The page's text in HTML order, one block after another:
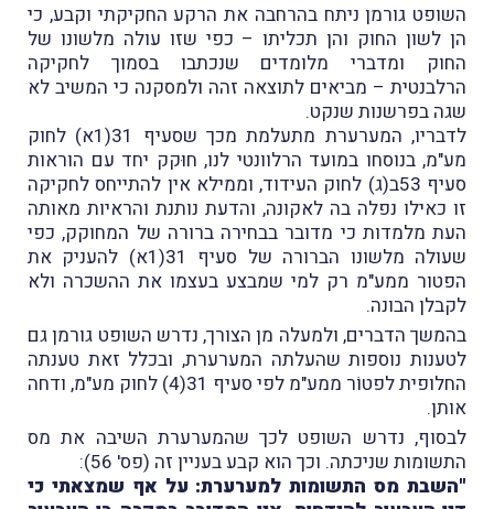
השופט גורמן ניתח בהרחבה את הרקע החקיקתי וקבע, כי
הן לשון החוק והן תכליתו – כפי שזו עולה מלשונו של
החוק ומדברי מלומדים שנכתבו בסמוך לחקיקה
הרלבנטית – מביאים לתוצאה זהה ולמסקנה כי המשיב לא
שגה בפרשנות שנקט.
לדבריו, המערערת מתעלמת מכך שסעיף 31(1א) לחוק
מע"מ, בנוסחו במועד הרלוונטי לנו, חוּקק יחד עם הוראות
סעיף 53ב(ג) לחוק העידוד, וממילא אין להתייחס לחקיקה
זו כאילו נפלה בה לאקונה, והדעת נותנת והראיות מאותה
העת מלמדות כי מדובר בבחירה ברורה של המחוקק, כפי
שעולה מלשונו הברורה של סעיף 31(1א) להעניק את
הפטור ממע"מ רק למי שמבצע בעצמו את ההשכרה ולא
לקבלן הבונה.
בהמשך הדברים, ולמעלה מן הצורך, נדרש השופט גורמן גם
לטענות נוספות שהעלתה המערערת, ובכלל זאת טענתה
החלופית לפטוֹר ממע"מ לפי סעיף 31(4) לחוק מע"מ, ודחה
אותן.
לבסוף, נדרש השופט לכך שהמערערת השיבה את מס
התשומות שניכתה. וכך הוא קבע בעניין זה (פס' 56):
"השבת מס התשומות למערערת: על אף שמצאתי כי